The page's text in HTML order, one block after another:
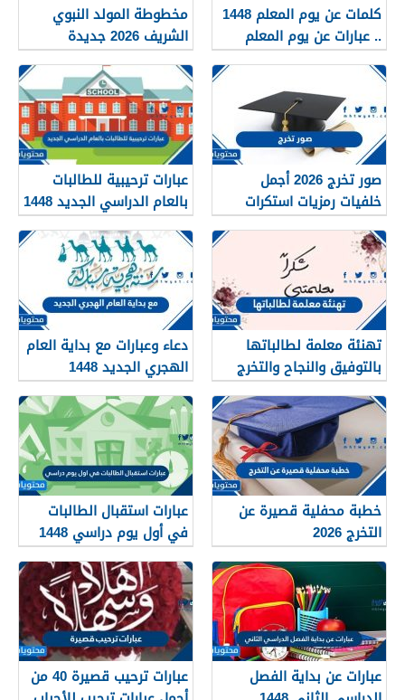
كلمات عن يوم المعلم 1448
.. عبارات عن يوم المعلم
مكتوبة 1448
مخطوطة المولد النبوي
الشريف 2026 جديدة
صور تخرج 2026 أجمل
خلفيات رمزيات استكرات
مبروك التخرج 1448
عبارات ترحيبية للطالبات
بالعام الدراسي الجديد 1448
بالصور
تهنئة معلمة لطالباتها
بالتوفيق والنجاح والتخرج
2026
دعاء وعبارات مع بداية العام
الهجري الجديد 1448
خطبة محفلية قصيرة عن
التخرج 2026
عبارات استقبال الطالبات
في أول يوم دراسي 1448
عبارات عن بداية الفصل
عبارات ترحيب قصيرة 40 من